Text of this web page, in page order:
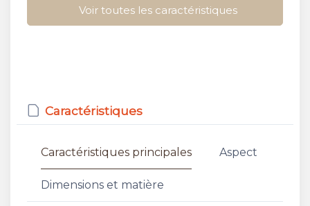
Voir toutes les caractéristiques
Caractéristiques
Caractéristiques principales Aspect
Dimensions et matière